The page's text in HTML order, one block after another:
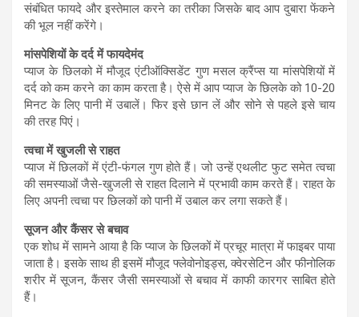
संबंधित फायदे और इस्तेमाल करने का तरीका जिसके बाद आप दुबारा फेंकने
की भूल नहीं करेंगे।
मांसपेशियों के दर्द में फायदेमंद
प्याज के छिलको में मौजूद एंटीऑक्सिडेंट गुण मसल क्रैंप्स या मांसपेशियों में
दर्द को कम करने का काम करता है। ऐसे में आप प्याज के छिलके को 10-20
मिनट के लिए पानी में उबालें। फिर इसे छान लें और सोने से पहले इसे चाय
की तरह पिएं।
त्वचा में खुजली से राहत
प्याज में छिलकों में एंटी-फंगल गुण होते हैं। जो उन्हें एथलीट फुट समेत त्वचा
की समस्याओं जैसे-खुजली से राहत दिलाने में प्रभावी काम करते हैं। राहत के
लिए अपनी त्वचा पर छिलकों को पानी में उबाल कर लगा सकते हैं।
सूजन और कैंसर से बचाव
एक शोध में सामने आया है कि प्याज के छिलकों में प्रचूर मात्रा में फाइबर पाया
जाता है। इसके साथ ही इसमें मौजूद फ्लेवोनोइड्स, क्वेरसेटिन और फीनोलिक
शरीर में सूजन, कैंसर जैसी समस्याओं से बचाव में काफी कारगर साबित होते
हैं।